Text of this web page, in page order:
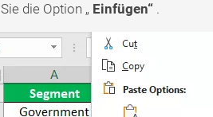
Sie die Option „ Einfügen“.